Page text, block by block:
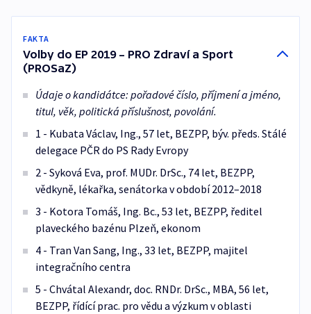
FAKTA
Volby do EP 2019 – PRO Zdraví a Sport
(PROSaZ)
Údaje o kandidátce: pořadové číslo, příjmení a jméno,
titul, věk, politická příslušnost, povolání.
1 - Kubata Václav, Ing., 57 let, BEZPP, býv. předs. Stálé
delegace PČR do PS Rady Evropy
2 - Syková Eva, prof. MUDr. DrSc., 74 let, BEZPP,
vědkyně, lékařka, senátorka v období 2012–2018
3 - Kotora Tomáš, Ing. Bc., 53 let, BEZPP, ředitel
plaveckého bazénu Plzeň, ekonom
4 - Tran Van Sang, Ing., 33 let, BEZPP, majitel
integračního centra
5 - Chvátal Alexandr, doc. RNDr. DrSc., MBA, 56 let,
BEZPP, řídící prac. pro vědu a výzkum v oblasti